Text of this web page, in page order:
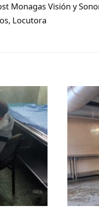
Monagas Visión y
Locutora